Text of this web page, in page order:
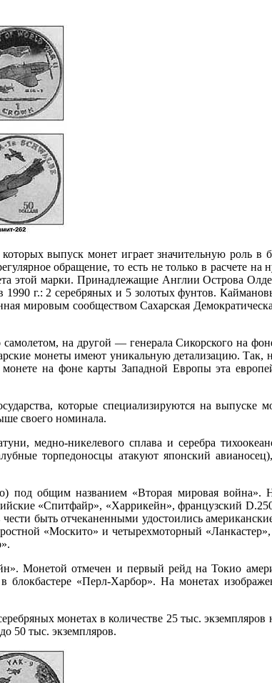
выпуск монет играет значительную роль в
обращение, то есть не только в расчете на
этой марки. Принадлежащие Англии Острова
г.: 2 серебряных и 5 золотых фунтов.
мировым сообществом Сахарская
на другой — генерала Сикорского на
монеты имеют уникальную детализацию. Так,
на фоне карты Западной Европы эта
которые специализируются на выпуске
своего номинала.
медно-никелевого сплава и серебра
торпедоносцы атакуют японский
общим названием «Вторая мировая война».
«Спитфайр», «Харрикейн», французский
быть отчеканенными удостоились
«Москито» и четырехмоторный
Монетой отмечен и первый рейд на Токио
блокбастере «Перл-Харбор». На монетах
монетах в количестве 25 тыс.
50 тыс. экземпляров.